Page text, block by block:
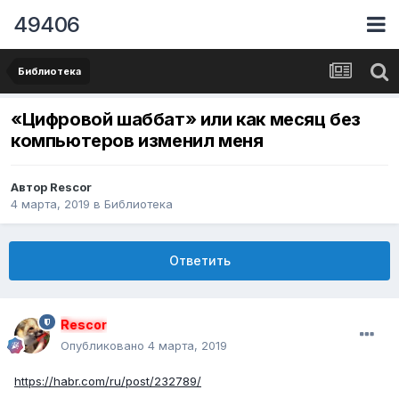
49406
Библиотека
«Цифровой шаббат» или как месяц без
компьютеров изменил меня
Автор Rescor
4 марта, 2019 в Библиотека
Ответить
Rescor
Опубликовано 4 марта, 2019
https://habr.com/ru/post/232789/